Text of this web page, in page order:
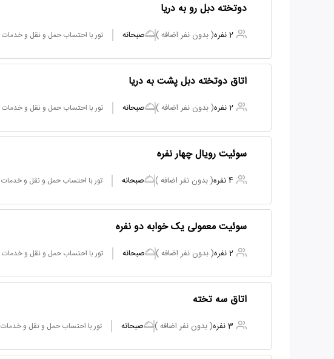
دوتخته دبل رو به دریا
2 نفره ( بدون نفر اضافه ) صبحانه تور با احتساب حمل و نقل و خدمات
اتاق دوتخته دبل پشت به دریا
2 نفره ( بدون نفر اضافه ) صبحانه تور با احتساب حمل و نقل و خدمات
سوئیت رویال چهار نفره
4 نفره ( بدون نفر اضافه ) صبحانه تور با احتساب حمل و نقل و خدمات
سوئیت معمولی یک خوابه دو نفره
2 نفره ( بدون نفر اضافه ) صبحانه تور با احتساب حمل و نقل و خدمات
اتاق سه تخته
3 نفره ( بدون نفر اضافه ) صبحانه تور با احتساب حمل و نقل و خدمات